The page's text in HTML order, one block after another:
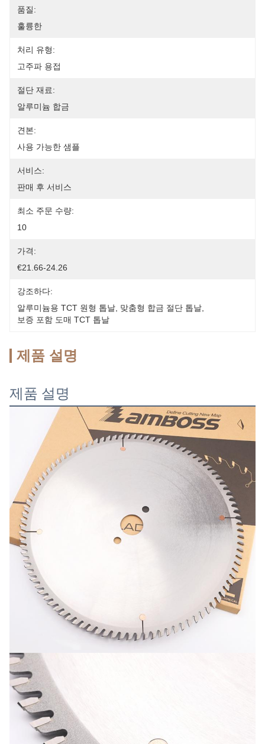
품질:
훌륭한
처리 유형:
고주파 용접
절단 재료:
알루미늄 합금
견본:
사용 가능한 샘플
서비스:
판매 후 서비스
최소 주문 수량:
10
가격:
€21.66-24.26
강조하다:
알루미늄용 TCT 원형 톱날 맞춤형 합금 절단 톱날
보증 포함 도매 TCT 톱날
제품 설명
제품 설명